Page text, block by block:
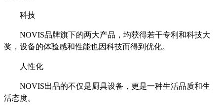
科技
NOVIS品牌旗下的两大产品，均获得若干专利和科技大
奖，设备的体验感和性能也因科技而得到优化。
人性化
NOVIS出品的不仅是厨具设备，更是一种生活品质和生
活态度。